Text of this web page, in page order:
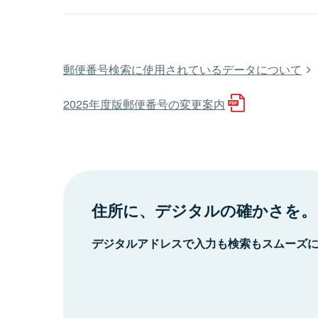
郵便番号検索に使用されているデータについて
2025年度版郵便番号の変更案内
住所に、デジタルの確かさを。
デジタルアドレスで入力も検索もスムーズ